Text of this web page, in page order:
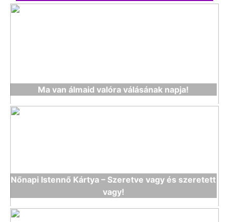
Ma van álmaid valóra válásának napja!
Nőnapi Istennő Kártya – Szeretve vagy és szeretett
vagy!